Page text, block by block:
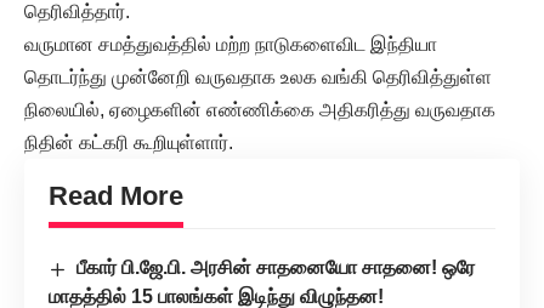
தெரிவித்தார்.
வருமான சமத்துவத்தில் மற்ற நாடுகளைவிட இந்தியா
தொடர்ந்து முன்னேறி வருவதாக உலக வங்கி தெரிவித்துள்ள
நிலையில், ஏழைகளின் எண்ணிக்கை அதிகரித்து வருவதாக
நிதின் கட்கரி கூறியுள்ளார்.
Read More
பீகார் பி.ஜே.பி. அரசின் சாதனையோ சாதனை! ஒரே
மாதத்தில் 15 பாலங்கள் இடிந்து விழுந்தன!